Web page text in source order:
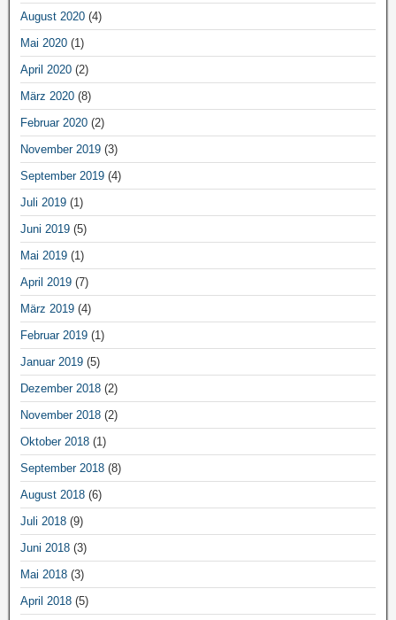
August 2020 (4)
Mai 2020 (1)
April 2020 (2)
März 2020 (8)
Februar 2020 (2)
November 2019 (3)
September 2019 (4)
Juli 2019 (1)
Juni 2019 (5)
Mai 2019 (1)
April 2019 (7)
März 2019 (4)
Februar 2019 (1)
Januar 2019 (5)
Dezember 2018 (2)
November 2018 (2)
Oktober 2018 (1)
September 2018 (8)
August 2018 (6)
Juli 2018 (9)
Juni 2018 (3)
Mai 2018 (3)
April 2018 (5)